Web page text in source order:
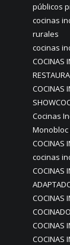
públicos
cocinas
rurales
cocinas
COCINAS
COCINAS
Cocinas
COCINAS
cocinas
COCINAS
COCINAS
COCINAS
COCINAS